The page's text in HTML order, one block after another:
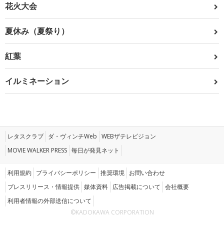
花火大会
夏休み（夏祭り）
紅葉
イルミネーション
レタスクラブ ダ・ヴィンチWeb WEBザテレビジョン
MOVIE WALKER PRESS 毎日が発見ネット
利用規約 プライバシーポリシー 推奨環境 お問い合わせ
プレスリリース・情報提供 媒体資料 広告掲載について 会社概要
利用者情報の外部送信について
©KADOKAWA CORPORATION